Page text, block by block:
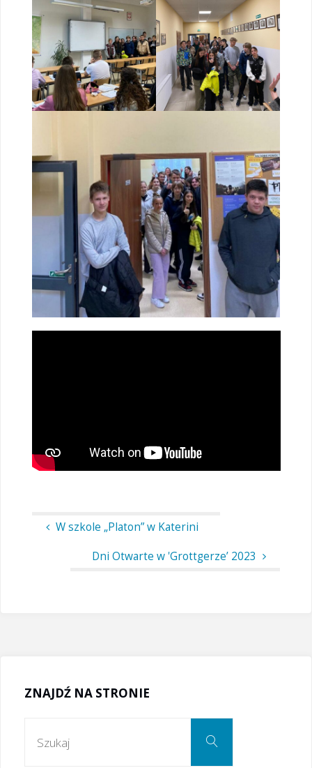
W szkole „Platon” w Katerini
Dni Otwarte w 'Grottgerze’ 2023
ZNAJDŹ NA STRONIE
Szukaj